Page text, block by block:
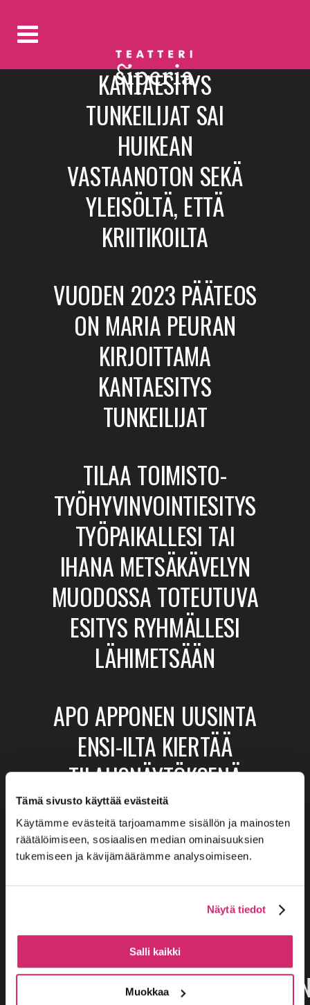
Tämä sivusto käyttää evästeitä
Käytämme evästeitä tarjoamamme sisällön ja mainosten
räätälöimiseen, sosiaalisen median ominaisuuksien
tukemiseen ja kävijämäärämme analysoimiseen.
Näytä tiedot
Salli kaikki
Muokkaa
KANTAESITYS
TUNKEILIJAT SAI
HUIKEAN
VASTAANOTON SEKÄ
YLEISÖLTÄ, ETTÄ
KRIITIKOILTA
VUODEN 2023 PÄÄTEOS
ON MARIA PEURAN
KIRJOITTAMA
KANTAESITYS
TUNKEILIJAT
TILAA TOIMISTO-
TYÖHYVINVOINTIESITYS
TYÖPAIKALLESI TAI
IHANA METSÄKÄVELYN
MUODOSSA TOTEUTUVA
ESITYS RYHMÄLLESI
LÄHIMETSÄÄN
APO APPONEN UUSINTA
ENSI-ILTA KIERTÄÄ
TILAUSNÄYTÖKSENÄ
KIITOS MIESLIVEN
KATSOJILLE! MIESLIVE
JA DRAAMALLINEN
KÄVELYKIERROS
SIIRTYVÄT